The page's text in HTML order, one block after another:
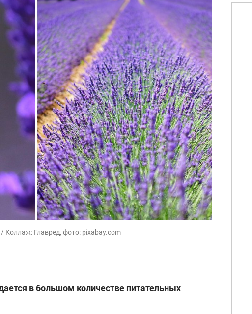
Коллаж: Главред, фото: pixabay.com
в большом количестве питательных